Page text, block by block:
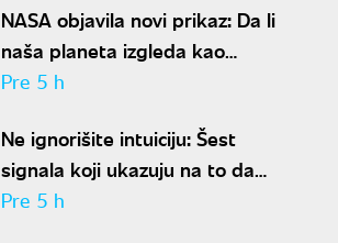
NASA objavila novi prikaz: Da li
naša planeta izgleda kao
krompir ili kao plavi kliker?
Pre 5 h
Ne ignorišite intuiciju: Šest
signala koji ukazuju na to da
partner krije aferu
Pre 5 h